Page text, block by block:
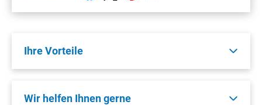
Ihre Vorteile
Wir helfen Ihnen gerne